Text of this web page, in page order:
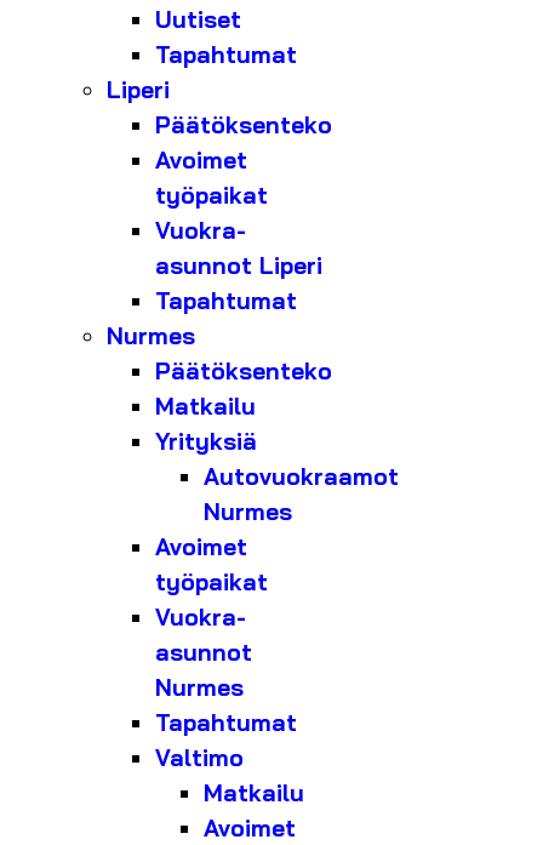
Uutiset
Tapahtumat
Liperi
Päätöksenteko
Avoimet
työpaikat
Vuokra-
asunnot Liperi
Tapahtumat
Nurmes
Päätöksenteko
Matkailu
Yrityksiä
Autovuokraamot
Nurmes
Avoimet
työpaikat
Vuokra-
asunnot
Nurmes
Tapahtumat
Valtimo
Matkailu
Avoimet